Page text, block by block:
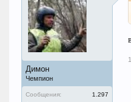
Димон
Чемпион
Сообщения:
1.297